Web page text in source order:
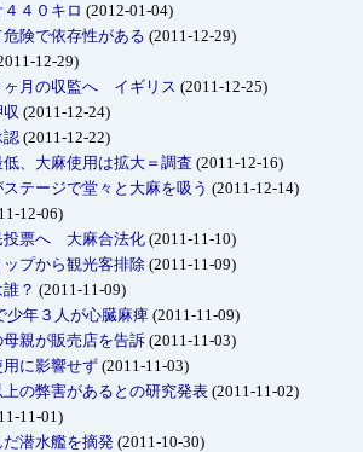
４０キロ (2012-01-04)
険で依存性がある (2011-12-29)
12-29)
ヶ月の収監へ イギリス (2011-12-25)
(2011-12-24)
認 (2011-12-22)
、大麻使用は拡大＝調査 (2011-12-16)
テージで堂々と大麻を吸う (2011-12-14)
12-06)
投票へ 大麻合法化 (2011-11-10)
プから観光客排除 (2011-11-09)
？ (2011-11-09)
少年３人が心臓麻痺 (2011-11-09)
親が販売店を告訴 (2011-11-03)
に影響せず (2011-11-03)
の弊害があるとの研究発表(2011-11-02)
11-01)
潜水艦を摘発 (2011-10-30)